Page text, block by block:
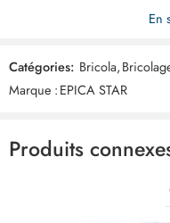
Soyez le premier à
Commentaires
Il n'y a pas encore de critiques.
En
Catégories: Bricola,
Marque :EPICA STAR
Produits